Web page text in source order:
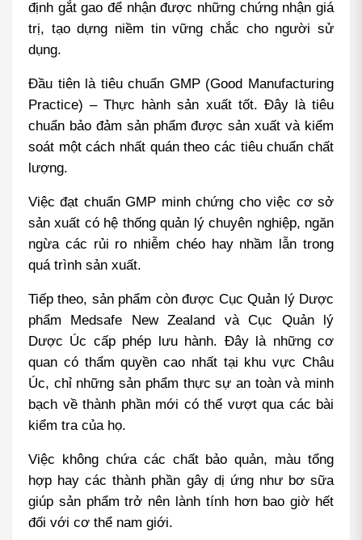
định gắt gao để nhận được những chứng nhận giá
trị, tạo dựng niềm tin vững chắc cho người sử
dụng.
Đầu tiên là tiêu chuẩn GMP (Good Manufacturing
Practice) – Thực hành sản xuất tốt. Đây là tiêu
chuẩn bảo đảm sản phẩm được sản xuất và kiểm
soát một cách nhất quán theo các tiêu chuẩn chất
lượng.
Việc đạt chuẩn GMP minh chứng cho việc cơ sở
sản xuất có hệ thống quản lý chuyên nghiệp, ngăn
ngừa các rủi ro nhiễm chéo hay nhầm lẫn trong
quá trình sản xuất.
Tiếp theo, sản phẩm còn được Cục Quản lý Dược
phẩm Medsafe New Zealand và Cục Quản lý
Dược Úc cấp phép lưu hành. Đây là những cơ
quan có thẩm quyền cao nhất tại khu vực Châu
Úc, chỉ những sản phẩm thực sự an toàn và minh
bạch về thành phần mới có thể vượt qua các bài
kiểm tra của họ.
Việc không chứa các chất bảo quản, màu tổng
hợp hay các thành phần gây dị ứng như bơ sữa
giúp sản phẩm trở nên lành tính hơn bao giờ hết
đối với cơ thể nam giới.